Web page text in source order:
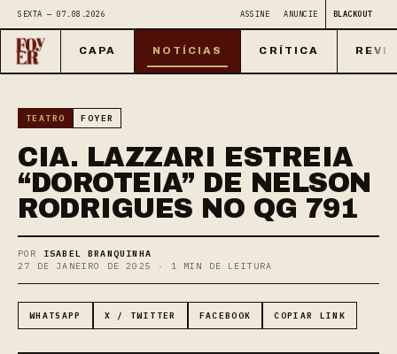
SEXTA — 07.08.2026 ASSINE ANUNCIE BLACKOUT
CAPA NOTÍCIAS CRÍTICA
TEATRO FOYER
CIA. LAZZARI ESTREIA
“DOROTEIA” DE NELSON
RODRIGUES NO QG 791
POR ISABEL BRANQUINHA
27 DE JANEIRO DE 2025 · 1 MIN DE LEITURA
WHATSAPP X / TWITTER FACEBOOK COPIAR LINK